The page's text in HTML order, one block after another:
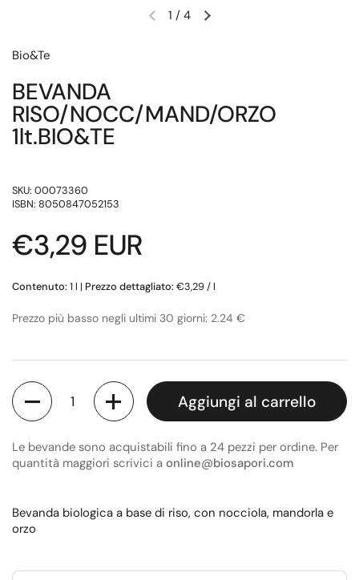
Diapositiva precedente
Diapositiva successiva
1 / 4
Bio&Te
BEVANDA
RISO/NOCC/MAND/ORZO
1lt.BIO&TE
SKU: 00073360
ISBN: 8050847052153
Prezzo di listino
€3,29 EUR
Contenuto: 1 l | Prezzo dettagliato: €3,29 / l
Prezzo più basso negli ultimi 30 giorni: 2.24 €
Quantità
Aggiungi al carrello
Le bevande sono acquistabili fino a 24 pezzi per ordine. Per
quantità maggiori scrivici a online@biosapori.com
Bevanda biologica a base di riso, con nocciola, mandorla e
orzo